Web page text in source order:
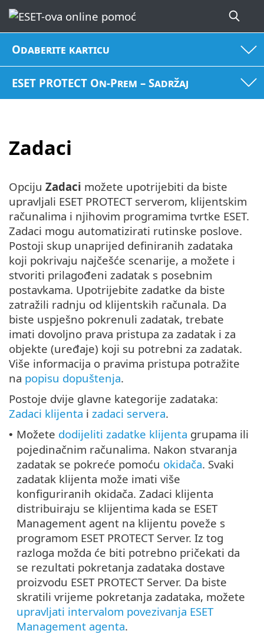
Odaberite karticu
ESET PROTECT On-Prem – Sadržaj
Zadaci
Opciju Zadaci možete upotrijebiti da biste
upravljali ESET PROTECT serverom, klijentskim
računalima i njihovim programima tvrtke ESET.
Zadaci mogu automatizirati rutinske poslove.
Postoji skup unaprijed definiranih zadataka
koji pokrivaju najčešće scenarije, a možete i
stvoriti prilagođeni zadatak s posebnim
postavkama. Upotrijebite zadatke da biste
zatražili radnju od klijentskih računala. Da
biste uspješno pokrenuli zadatak, trebate
imati dovoljno prava pristupa za zadatak i za
objekte (uređaje) koji su potrebni za zadatak.
Više informacija o pravima pristupa potražite
na popisu dopuštenja.
Postoje dvije glavne kategorije zadataka:
Zadaci klijenta i zadaci servera.
• Možete dodijeliti zadatke klijenta grupama ili
pojedinačnim računalima. Nakon stvaranja
zadatak se pokreće pomoću okidača. Svaki
zadatak klijenta može imati više
konfiguriranih okidača. Zadaci klijenta
distribuiraju se klijentima kada se ESET
Management agent na klijentu poveže s
programom ESET PROTECT Server. Iz tog
razloga možda će biti potrebno pričekati da
se rezultati pokretanja zadataka dostave
proizvodu ESET PROTECT Server. Da biste
skratili vrijeme pokretanja zadataka, možete
upravljati intervalom povezivanja ESET
Management agenta.